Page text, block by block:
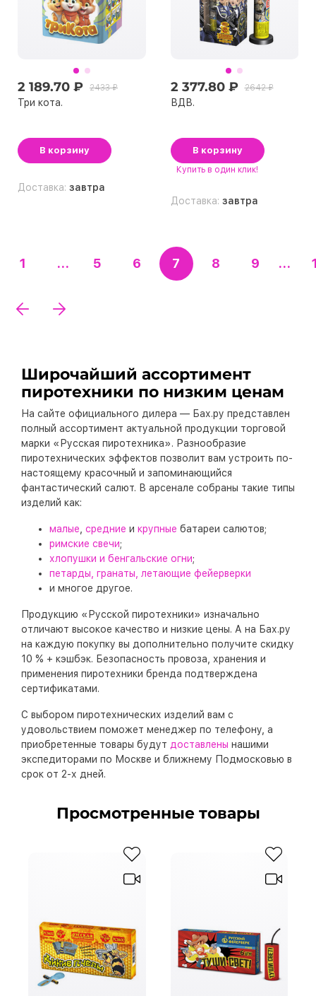
2 189.70 ₽ 2433 ₽
Три кота.
В корзину
Доставка: завтра
2 377.80 ₽ 2642 ₽
ВДВ.
В корзину
Купить в один клик!
Доставка: завтра
1 ... 5 6 7 8 9 ...
Широчайший ассортимент
пиротехники по низким ценам
На сайте официального дилера — Бах.ру представлен
полный ассортимент актуальной продукции торговой
марки «Русская пиротехника». Разнообразие
пиротехнических эффектов позволит вам устроить по-
настоящему красочный и запоминающийся
фантастический салют. В арсенале собраны такие типы
изделий как:
малые средние и крупные батареи салютов;
римские свечи;
хлопушки и бенгальские огни;
петарды, гранаты, летающие фейерверки
и многое другое.
Продукцию «Русской пиротехники» изначально
отличают высокое качество и низкие цены. А на Бах.ру
на каждую покупку вы дополнительно получите скидку
10 % + кэшбэк. Безопасность провоза, хранения и
применения пиротехники бренда подтверждена
сертификатами.
С выбором пиротехнических изделий вам с
удовольствием поможет менеджер по телефону, а
приобретенные товары будут доставлены нашими
экспедиторами по Москве и ближнему Подмосковью в
срок от 2-х дней.
Просмотренные товары